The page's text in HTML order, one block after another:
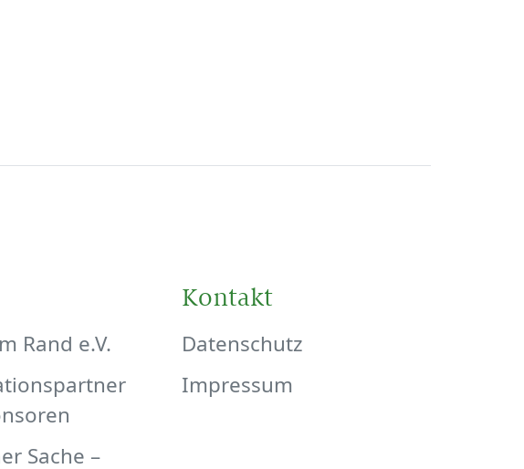
Rand e.V.
Sache –
Kontakt
Datenschutz
Impressum